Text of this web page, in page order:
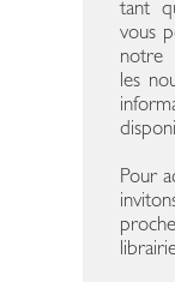
tant
vous
notre
les
Pour